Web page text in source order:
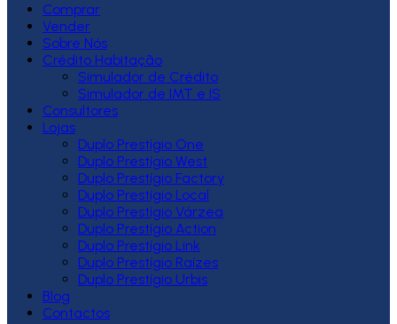
Comprar
Vender
Sobre Nós
Crédito Habitação
Simulador de Crédito
Simulador de IMT e IS
Consultores
Lojas
Duplo Prestígio One
Duplo Prestígio West
Duplo Prestígio Factory
Duplo Prestígio Local
Duplo Prestígio Várzea
Duplo Prestígio Action
Duplo Prestígio Link
Duplo Prestígio Raízes
Duplo Prestígio Urbis
Blog
Contactos